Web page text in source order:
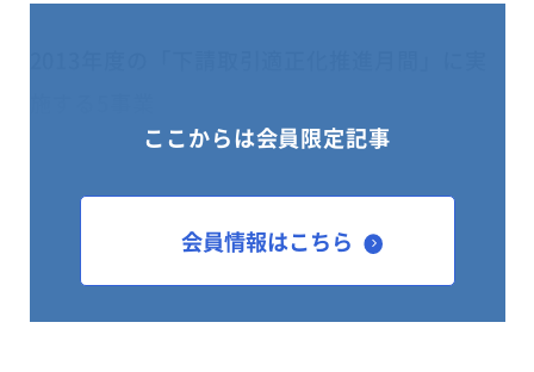
１．2013年度「下請取引適正化推進月間」キ
ャンペーン標語の公募（実施済み）
【特選】下請代金 きちっと払って
築こう信頼
２．下請取引の適正化に係る要請（公正取引委
ここからは会員限定記事
会員情報はこちら